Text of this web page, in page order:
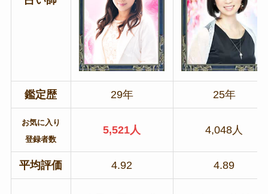
鑑定歴 29年 25年
お気に入り
登録者数
5,521人 4,048人
平均評価 4.92 4.89